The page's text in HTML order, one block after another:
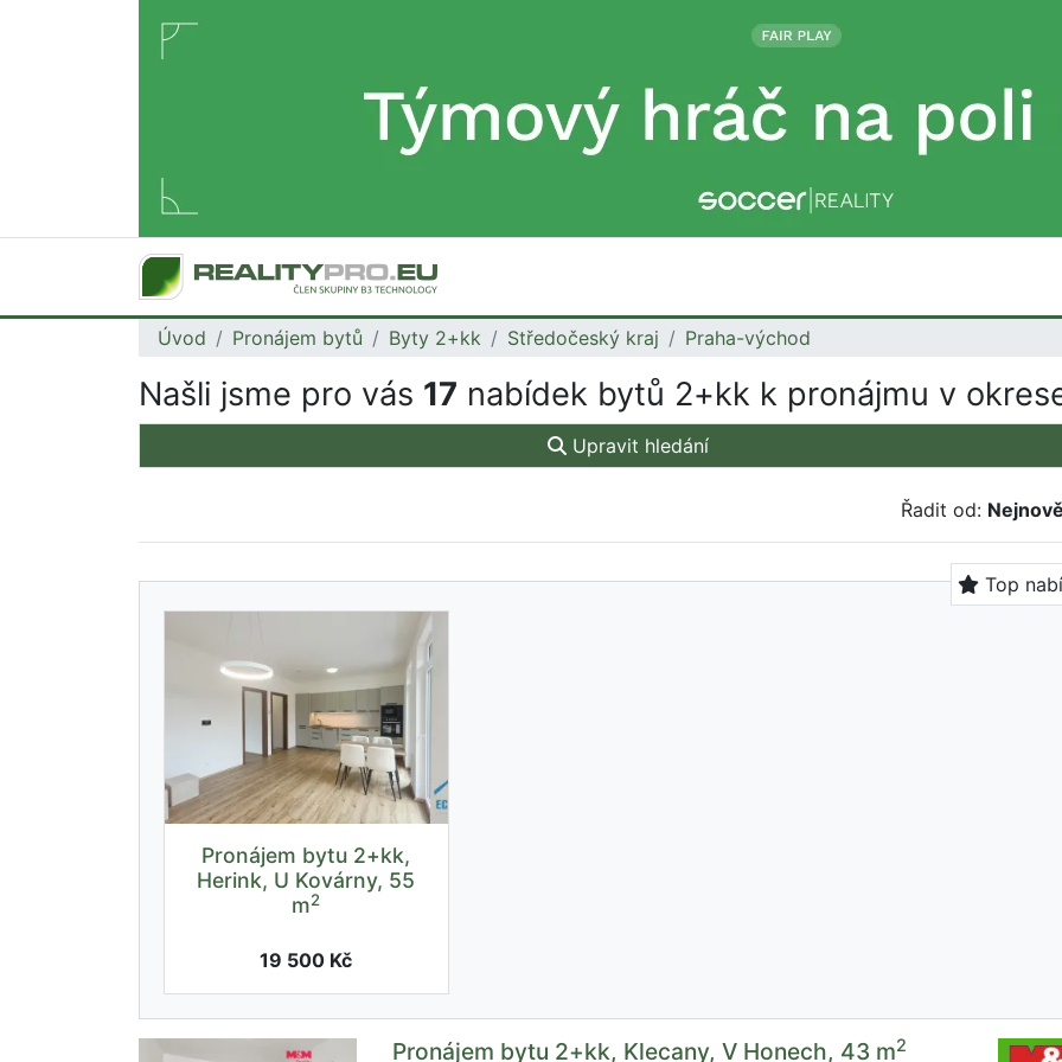
Úvod Pronájem bytů Byty 2+kk Středočeský kraj Praha-východ
Našli jsme pro vás 17 nabídek bytů 2+kk k pronájmu v
Upravit hledání
Řadit od:
Top
Pronájem bytu 2+kk,
Herink, U Kovárny, 55
m2
19 500 Kč
Pronájem bytu 2+kk, Klecany, V Honech, 43 m2